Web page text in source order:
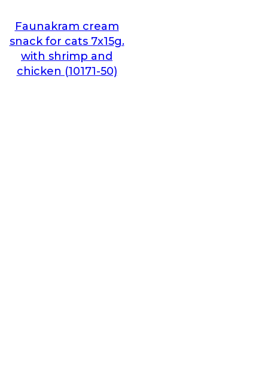
Faunakram cream
snack for cats 7x15g.
with shrimp and
chicken (10171-50)